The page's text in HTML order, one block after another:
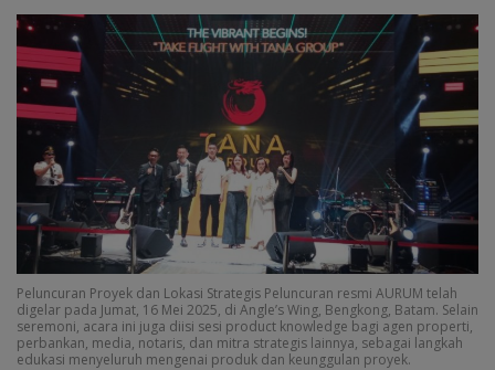
Peluncuran Proyek dan Lokasi Strategis Peluncuran resmi AURUM telah
digelar pada Jumat, 16 Mei 2025, di Angle’s Wing, Bengkong, Batam. Selain
seremoni, acara ini juga diisi sesi product knowledge bagi agen properti,
perbankan, media, notaris, dan mitra strategis lainnya, sebagai langkah
edukasi menyeluruh mengenai produk dan keunggulan proyek.